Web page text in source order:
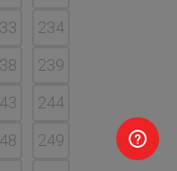
234
239
244
249